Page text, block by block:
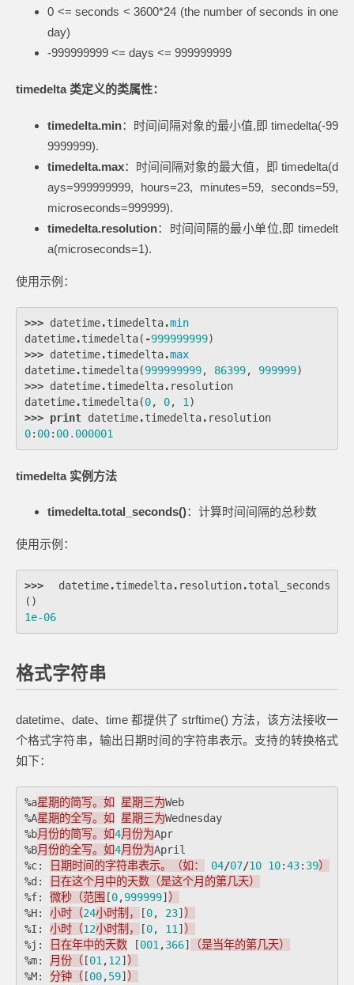
0 <= seconds < 3600*24 (the number of seconds in one
day)
-999999999 <= days <= 999999999
timedelta 类定义的类属性：
timedelta.min：时间间隔对象的最小值,即 timedelta(-99
9999999).
timedelta.max：时间间隔对象的最大值，即 timedelta(d
ays=999999999, hours=23, minutes=59, seconds=59,
microseconds=999999).
timedelta.resolution：时间间隔的最小单位,即 timedelt
a(microseconds=1).
使用示例：
>>> datetime.timedelta.min
datetime.timedelta( -999999999)
>>> datetime.timedelta.max
datetime.timedelta(999999999, 86399, 999999)
>>> datetime.timedelta. resolution
datetime.timedelta(0, 0, 1 )
>>> print datetime.timedelta. resolution
0: 00: 00.000001
timedelta 实例方法
timedelta.total_seconds()：计算时间间隔的总秒数
使用示例：
>>> datetime.timedelta. resolution.total_seconds
()
1e-06
格式字符串
datetime、date、time 都提供了 strftime() 方法，该方法接收一
个格式字符串，输出日期时间的字符串表示。支持的转换格式
如下：
%a星期的简写。如 星期三为Web
%A星期的全写。如 星期三为Wednesday
%b月份的简写。如4月份为Apr
%B月份的全写。如4月份为April
%c: 日期时间的字符串表示。（如： 04/07/10 10:43: 39）
%d :
日在这个月中的天数（是这个月的第几天）
%f: 微秒（范围 [0,999999] ）
%H: 小时（24小时制， [0, 23] ）
%I : 小时（12小时制， [0, 11] ）
%j : 日在年中的天数 [001,366]
（是当年的第几天）
%m: 月份（ [01,12] ）
%M: 分钟（ [00,59] ）